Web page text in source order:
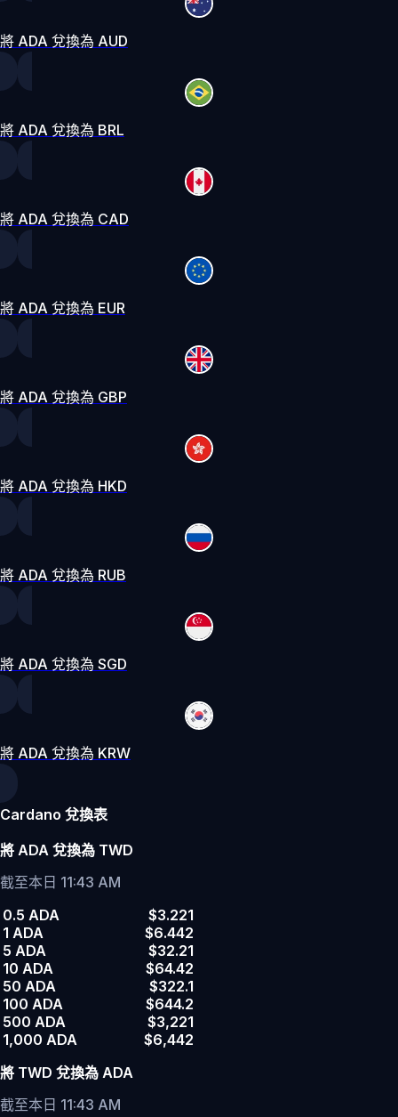
將 ADA 兌換為 AUD
將 ADA 兌換為 BRL
將 ADA 兌換為 CAD
將 ADA 兌換為 EUR
將 ADA 兌換為 GBP
將 ADA 兌換為 HKD
將 ADA 兌換為 RUB
將 ADA 兌換為 SGD
將 ADA 兌換為 KRW
Cardano 兌換表
將 ADA 兌換為 TWD
截至本日 11:43 AM
0.5 ADA
$3.221
1 ADA
$6.442
5 ADA
$32.21
10 ADA
$64.42
50 ADA
$322.1
100 ADA
$644.2
500 ADA
$3,221
1,000 ADA
$6,442
將 TWD 兌換為 ADA
截至本日 11:43 AM